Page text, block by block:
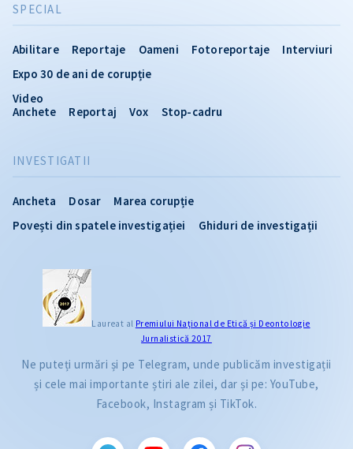
INVESTIGATII
Ancheta Dosar
Marea corupție
Povești din spatele investigației
Ghiduri de investigații
SPECIAL
Abilitare Reportaje Oameni Fotoreportaje
Interviuri
Expo 30 de ani de corupție
Video
Anchete
Reportaj Vox Stop-cadru
Laureat al Premiului Naţional de Etică și Deontologie
Jurnalistică 2017
Ne puteți urmări și pe Telegram, unde publicăm investigații
și cele mai importante știri ale zilei, dar și pe: YouTube,
Facebook, Instagram și TikTok.